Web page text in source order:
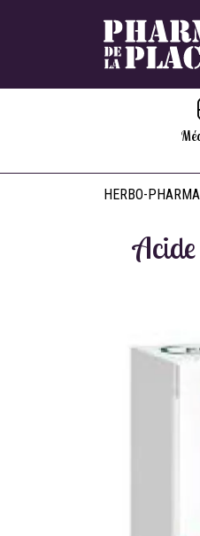
HERBO-PHARMA